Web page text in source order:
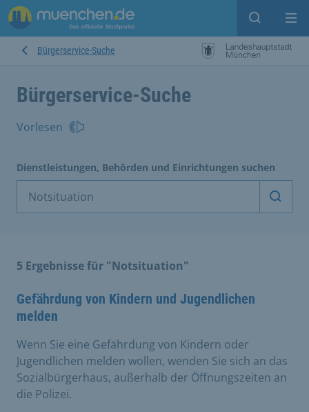
Suche
Bürgerservice-Suche
Bürgerservice-Suche
Vorlesen
Dienstleistungen, Behörden und Einrichtungen suchen
5 Ergebnisse für "Notsituation"
Gefährdung von Kindern und Jugendlichen
melden
Wenn Sie eine Gefährdung von Kindern oder
Jugendlichen melden wollen, wenden Sie sich an das
Sozialbürgerhaus, außerhalb der Öffnungszeiten an
die Polizei.